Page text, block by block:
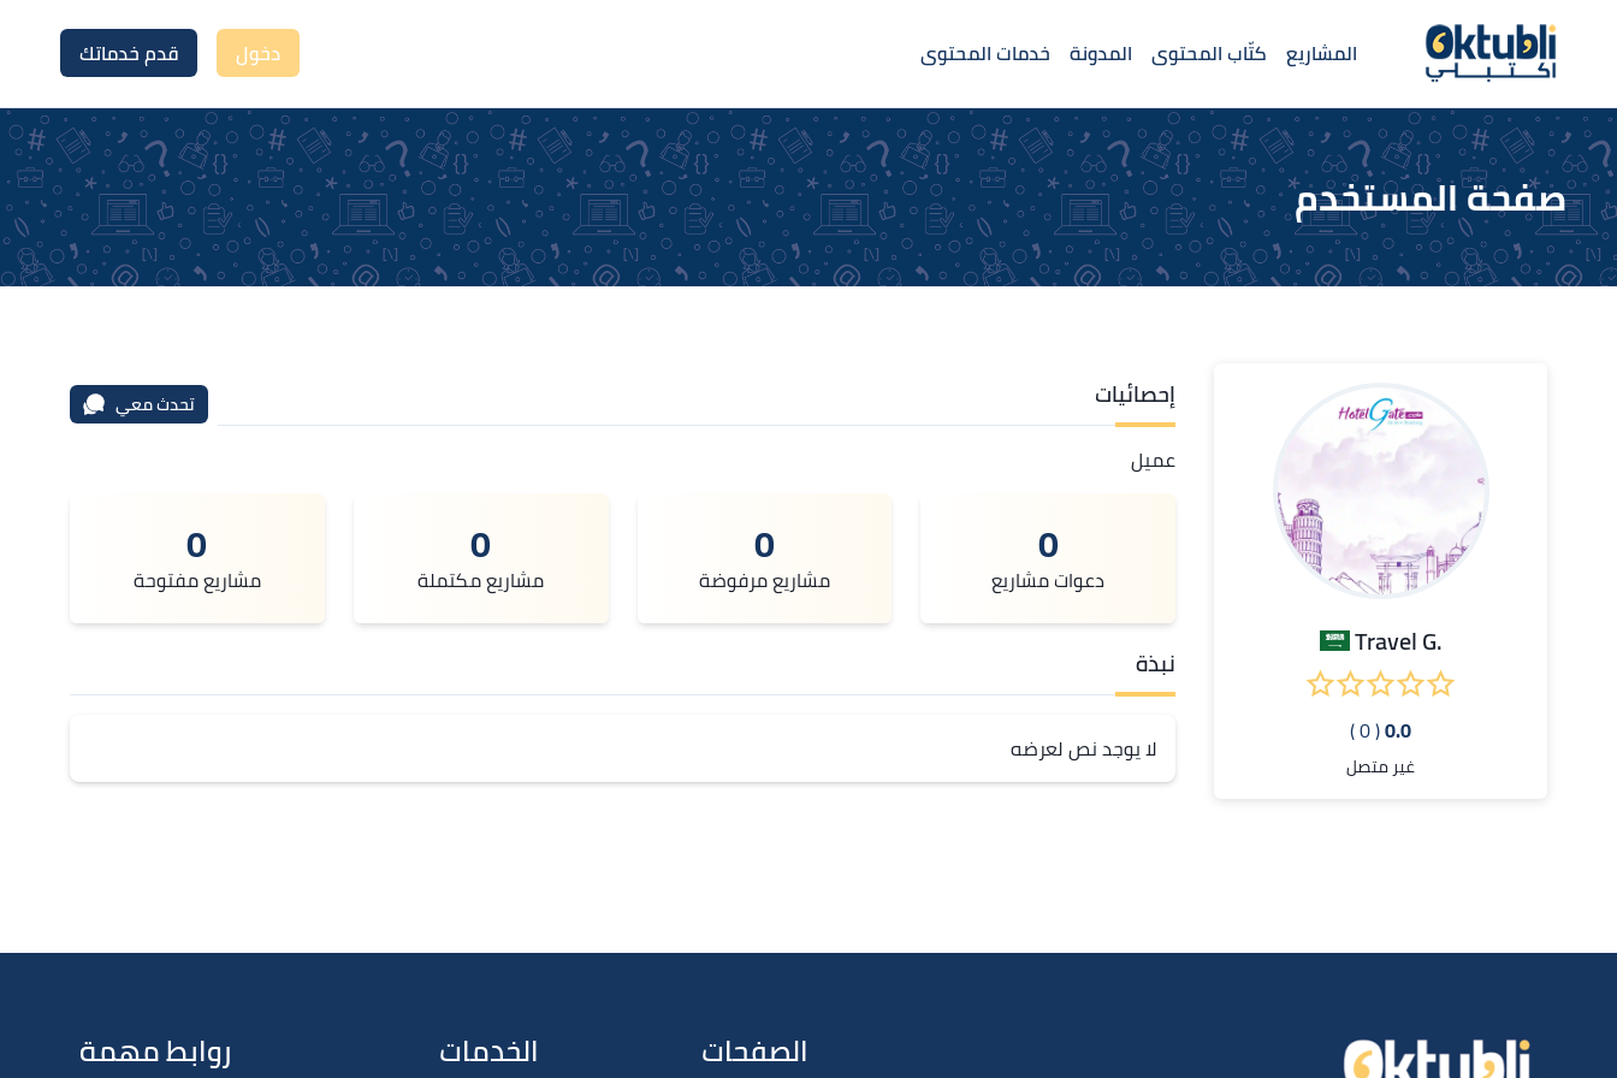
المشاريع كتّاب المحتوى المدونة خدمات المحتوى دخول قدم خدماتك
صفحة المستخدم
.Travel G
0.0
( 0 )
غير متصل
إحصائيات تحدث معي
عميل
0
دعوات مشاريع
0
مشاريع مرفوضة
0
مشاريع مكتملة
0
مشاريع مفتوحة
نبذة
لا يوجد نص لعرضه
الصفحات الخدمات روابط مهمة